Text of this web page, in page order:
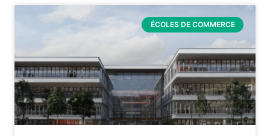
ÉCOLES DE COMMERCE